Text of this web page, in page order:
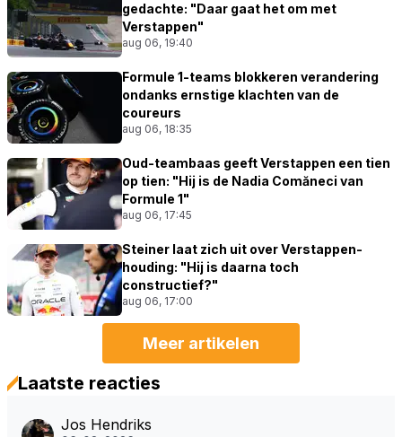
gedachte: "Daar gaat het om met
Verstappen"
aug 06, 19:40
Formule 1-teams blokkeren verandering
ondanks ernstige klachten van de
coureurs
aug 06, 18:35
Oud-teambaas geeft Verstappen een tien
op tien: "Hij is de Nadia Comăneci van
Formule 1"
aug 06, 17:45
Steiner laat zich uit over Verstappen-
houding: "Hij is daarna toch
constructief?"
aug 06, 17:00
Meer artikelen
Laatste reacties
Jos Hendriks